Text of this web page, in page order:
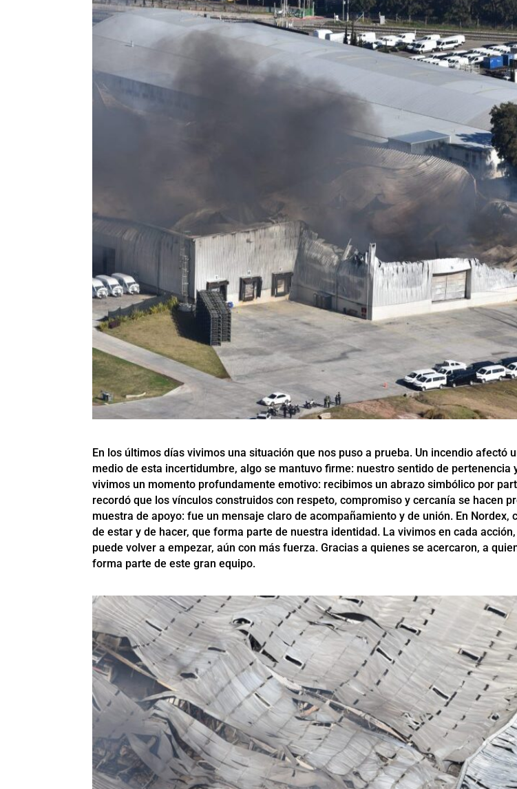
En los últimos días vivimos una situación que nos puso a prueba. Un incendio
medio de esta incertidumbre, algo se mantuvo firme: nuestro sentido de
vivimos un momento profundamente emotivo: recibimos un abrazo simbólico por
recordó que los vínculos construidos con respeto, compromiso y cercanía se hacen
muestra de apoyo: fue un mensaje claro de acompañamiento y de unión. En
de estar y de hacer, que forma parte de nuestra identidad. La vivimos en cada
puede volver a empezar, aún con más fuerza. Gracias a quienes se acercaron, a
forma parte de este gran equipo.